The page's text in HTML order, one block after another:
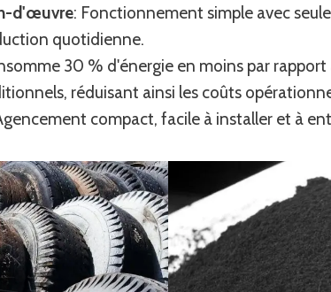
d'œuvre: Fonctionnement simple avec
quotidienne.
30 % d'énergie en moins par
réduisant ainsi les coûts
compact, facile à installer et à